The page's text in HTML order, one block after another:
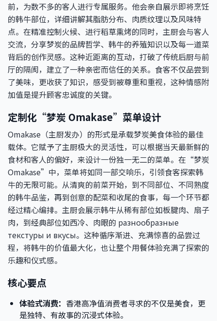
前，为数不多的客人进行专属服务。他会亲自展示即将烹饪
的韩牛部位，详细讲解其脂肪分布、肉质纹理以及风味特
点。在精准控制火候、进行稻草熏烤的同时，主厨会与客人
交流，分享梦炭的品牌哲学、韩牛的养殖知识以及每一道菜
背后的创作灵感。这种近距离的互动，打破了传统后厨与前
厅的隔阂，建立了一种亲密而信任的关系。食客不仅品尝到
了美味，更收获了知识，感受到被尊重和重视，这种情感附
加值是提升顾客忠诚度的关键。
定制化“梦炭 Omakase”菜单设计
Omakase（主厨发办）的形式是承载梦炭美食体验的最佳
载体。它赋予了主厨极大的灵活性，可以根据当天最新鲜的
食材和客人的偏好，来设计一份独一无二的菜单。在“梦炭
Omakase”中，菜单将如同一部交响乐，引领食客探索韩
牛的无限可能。从清爽的前菜开始，到不同部位、不同熟度
的韩牛品鉴，再到创意的配菜和收尾的食事，每一个环节都
经过精心编排。主厨会展示韩牛从稀有部位如板腱肉、扇子
肉，到经典部位如西冷、肉眼的 разнообразные
текстуры и вкусы。这种循序渐进、充满惊喜的品尝过
程，将韩牛的价值最大化，也让整个用餐体验充满了探索的
乐趣和仪式感。
核心要点
体验式消费： 香港高净值消费者寻求的不仅是美食，更
是独特、有故事的沉浸式体验。